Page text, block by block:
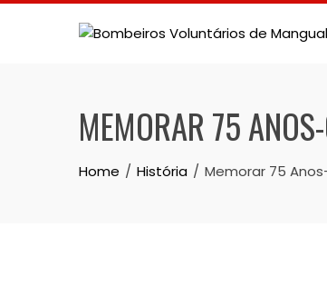
Skip
MEMORAR 75
Home História Memorar 75